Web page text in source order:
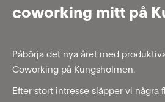
coworking mitt på
Påbörja det nya året med
Coworking på Kungsholmen.
Efter stort intresse släpper vi några